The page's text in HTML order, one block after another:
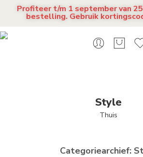
Profiteer t/m 1 september van
bestelling. Gebruik
Style
Thuis
Categoriearchief: